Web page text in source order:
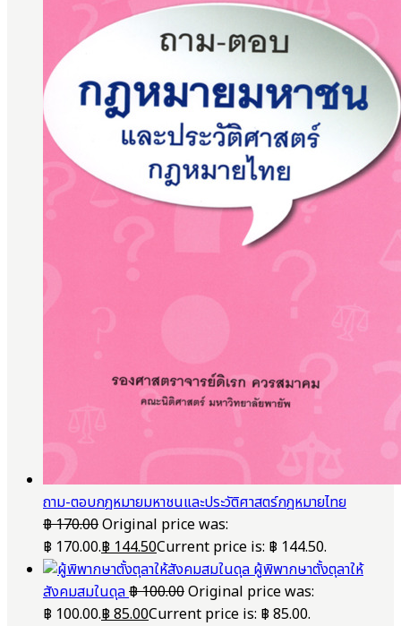
ถาม-ตอบกฎหมายมหาชนและประวัติศาสตร์กฎหมายไทย
฿170.00Original price was:
฿ 170.00.฿ 144.50Current price is: ฿ 144.50.
ผู้พิพากษาตั้งตุลาให้
สังคมสมในดุล฿100.00Original price was:
฿ 100.00.฿ 85.00Current price is: ฿ 85.00.